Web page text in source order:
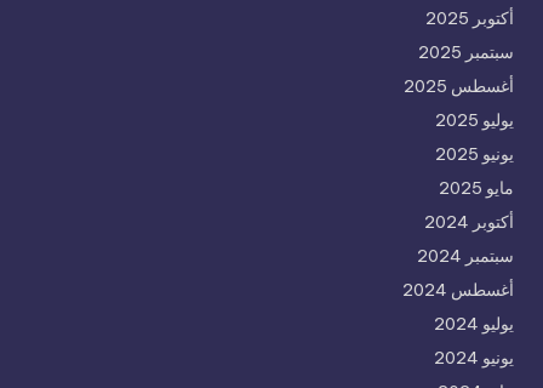
أكتوبر 2025
سبتمبر 2025
أغسطس 2025
يوليو 2025
يونيو 2025
مايو 2025
أكتوبر 2024
سبتمبر 2024
أغسطس 2024
يوليو 2024
يونيو 2024